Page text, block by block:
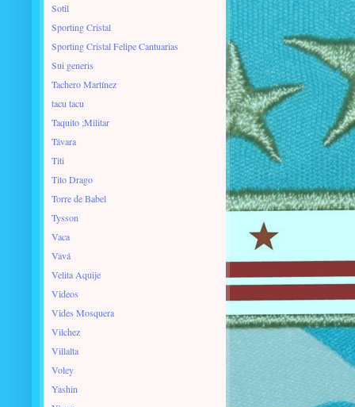
Sotil
Sporting Cristal
Sporting Cristal Felipe Cantuarias
Sui generis
Tachero Martínez
tacu tacu
Taquito ;Militar
Távara
Titi
Tito Drago
Torre de Babel
Tysson
Vaca
Vavá
Velita Aquije
Videos
Vides Mosquera
Vilchez
Villalta
Voley
Yashin